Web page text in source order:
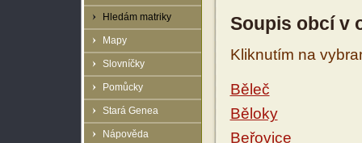
Hledám matriky
Mapy
Slovníčky
Pomůcky
Stará Genea
Nápověda
Soupis obcí v
Kliknutím na
Běleč
Běloky
Beřovice